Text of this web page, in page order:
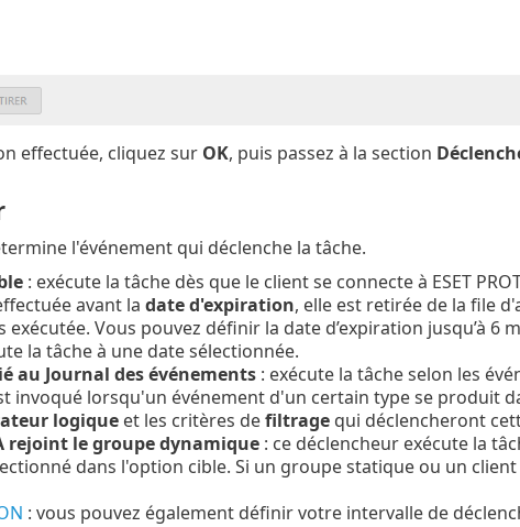
effectuée, cliquez sur OK, puis passez à la section
l'événement qui déclenche la tâche.
: exécute la tâche dès que le client se connecte à ESET
avant la date d'expiration, elle est retirée de la file
exécutée. Vous pouvez définir la date d’expiration jusqu’à 6
la tâche à une date sélectionnée.
au Journal des événements: exécute la tâche selon les
invoqué lorsqu'un événement d'un certain type se produit
logiqueet les critères defiltragequi déclencheront
rejoint le groupe dynamique: ce déclencheur exécute la
dans l'option cible. Si un groupe statique ou un
: vous pouvez également définir votre intervalle de